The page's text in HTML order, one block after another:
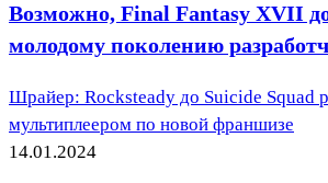
Возможно, Final Fantasy XVII
молодому поколению
Шрайер: Rocksteady до Suicide Squad
мультиплеером по новой франшизе
14.01.2024